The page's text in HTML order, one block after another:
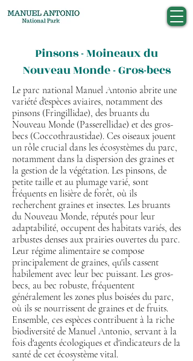
Pinsons - Moineaux du
Nouveau Monde - Gros-becs
Le parc national Manuel Antonio abrite une
variété d'espèces aviaires, notamment des
pinsons (Fringillidae), des bruants du
Nouveau Monde (Passerellidae) et des gros-
becs (Coccothraustidae). Ces oiseaux jouent
un rôle crucial dans les écosystèmes du parc,
notamment dans la dispersion des graines et
la gestion de la végétation. Les pinsons, de
petite taille et au plumage varié, sont
fréquents en lisière de forêt, où ils
recherchent graines et insectes. Les bruants
du Nouveau Monde, réputés pour leur
adaptabilité, occupent des habitats variés, des
arbustes denses aux prairies ouvertes du parc.
Leur régime alimentaire se compose
principalement de graines, qu'ils cassent
habilement avec leur bec puissant. Les gros-
becs, au bec robuste, fréquentent
généralement les zones plus boisées du parc,
où ils se nourrissent de graines et de fruits.
Ensemble, ces espèces contribuent à la riche
biodiversité de Manuel Antonio, servant à la
fois d'agents écologiques et d'indicateurs de la
santé de cet écosystème vital.